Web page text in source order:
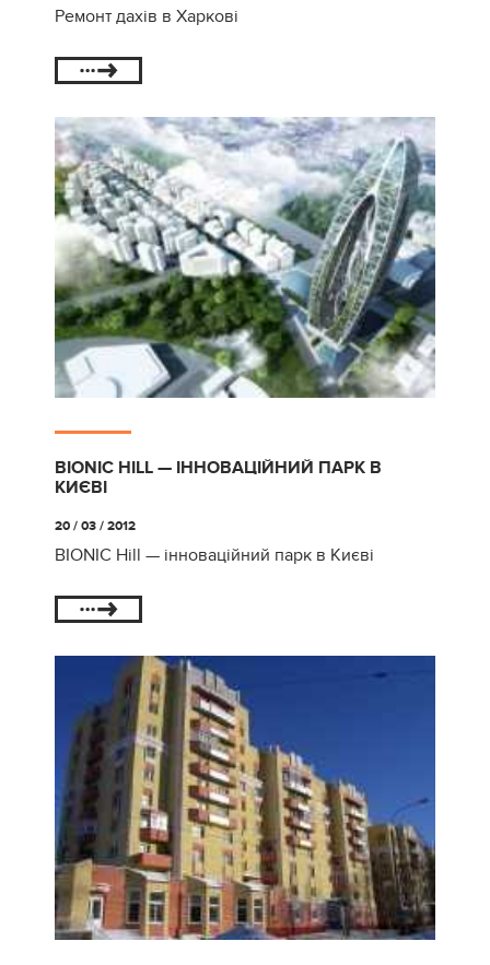
Ремонт дахів в Харкові
BIONIC HILL — ІННОВАЦІЙНИЙ ПАРК В
КИЄВІ
20 / 03 / 2012
BIONIC Hill — інноваційний парк в Києві